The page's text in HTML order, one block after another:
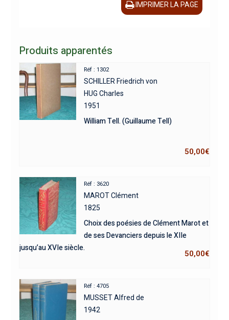
IMPRIMER LA PAGE
Produits apparentés
Réf : 1302
SCHILLER Friedrich von
HUG Charles
1951
William Tell. (Guillaume Tell)
50,00€
Réf : 3620
MAROT Clément
1825
Choix des poésies de Clément Marot et
de ses Devanciers depuis le XIIe
jusqu’au XVIe siècle.
50,00€
Réf : 4705
MUSSET Alfred de
1942